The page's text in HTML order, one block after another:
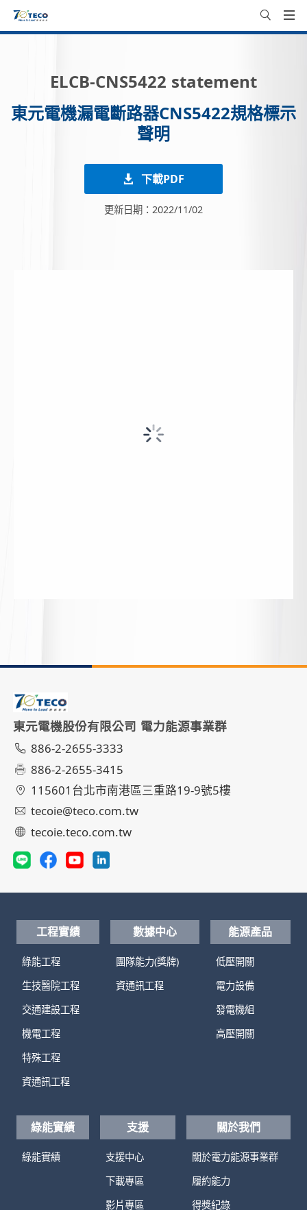
ELCB-CNS5422 statement
東元電機漏電斷路器CNS5422規格標示
聲明
下載PDF
更新日期：2022/11/02
東元電機股份有限公司 電力能源事業群
886-2-2655-3333
886-2-2655-3415
115601台北市南港區三重路19-9號5樓
tecoie@teco.com.tw
tecoie.teco.com.tw
工程實績
綠能工程
生技醫院工程
交通建設工程
機電工程
特殊工程
資通訊工程
數據中心
團隊能力(獎牌)
資通訊工程
能源產品
低壓開關
電力設備
發電機組
高壓開關
綠能實績
綠能實績
支援
支援中心
下載專區
影片專區
關於我們
關於電力能源事業群
履約能力
得獎紀錄